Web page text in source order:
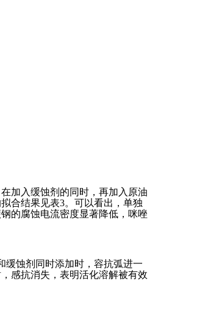
加入缓蚀剂的同时，再加入原油
合结果见表3。可以看出，单独
的腐蚀电流密度显著降低，咪唑
缓蚀剂同时添加时，容抗弧进一
感抗消失，表明活化溶解被有效